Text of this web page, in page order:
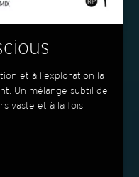
et à l'exploration la
Un mélange subtil de
vaste et à la fois